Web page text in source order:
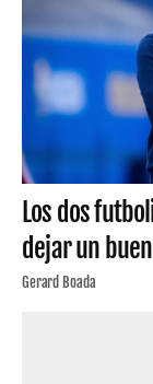
Los dos
dejar un
Gerard Boada